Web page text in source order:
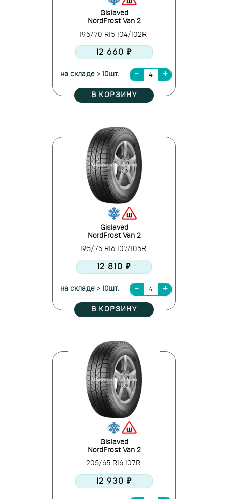
Gislaved
NordFrost Van 2
195/70 R15 104/102R
12 660 ₽
на складе > 10шт.
В КОРЗИНУ
Gislaved
NordFrost Van 2
195/75 R16 107/105R
12 810 ₽
на складе > 10шт.
В КОРЗИНУ
Gislaved
NordFrost Van 2
205/65 R16 107R
12 930 ₽